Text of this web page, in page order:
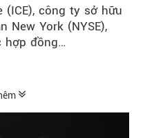
(ICE), công ty sở hữu
New York (NYSE),
hợp đồng…